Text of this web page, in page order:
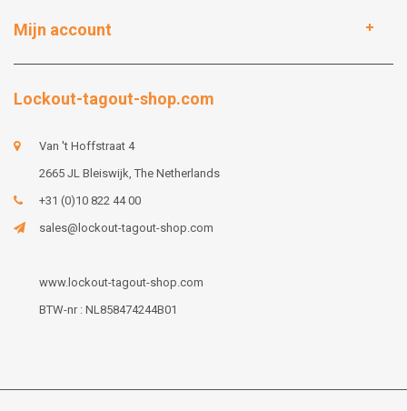
Mijn account
Lockout-tagout-shop.com
Van 't Hoffstraat 4
2665 JL Bleiswijk, The Netherlands
+31 (0)10 822 44 00
sales@lockout-tagout-shop.com
www.lockout-tagout-shop.com
BTW-nr : NL858474244B01